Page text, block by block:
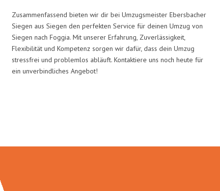
Zusammenfassend bieten wir dir bei Umzugsmeister Ebersbacher
Siegen aus Siegen den perfekten Service für deinen Umzug von
Siegen nach Foggia. Mit unserer Erfahrung, Zuverlässigkeit,
Flexibilität und Kompetenz sorgen wir dafür, dass dein Umzug
stressfrei und problemlos abläuft. Kontaktiere uns noch heute für
ein unverbindliches Angebot!